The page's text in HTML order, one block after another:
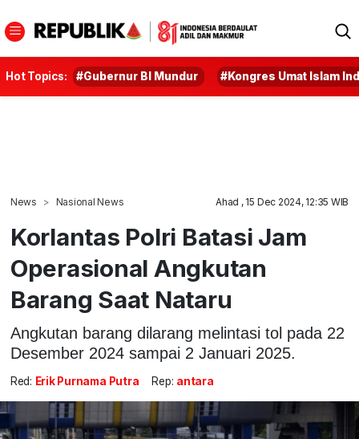
Hot Topics: #Gubernur BI Mundur #Kongres Umat Islam
News Nasional News Ahad , 15 Dec 2024, 12:35 WIB
Korlantas Polri Batasi Jam
Operasional Angkutan
Barang Saat Nataru
Angkutan barang dilarang melintasi tol pada 22
Desember 2024 sampai 2 Januari 2025.
Red: Erik Purnama Putra Rep: antara